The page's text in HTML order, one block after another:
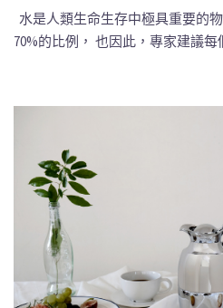
水是人類生命生存中極具重要的
70%的比例， 也因此，專家建議